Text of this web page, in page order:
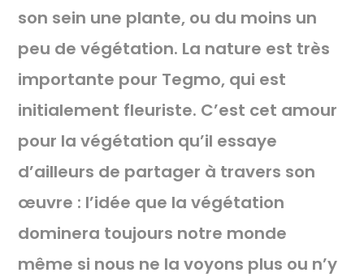
son sein une plante, ou du moins un
peu de végétation. La nature est très
importante pour Tegmo, qui est
initialement fleuriste. C’est cet amour
pour la végétation qu’il essaye
d’ailleurs de partager à travers son
œuvre : l’idée que la végétation
dominera toujours notre monde
même si nous ne la voyons plus ou n’y